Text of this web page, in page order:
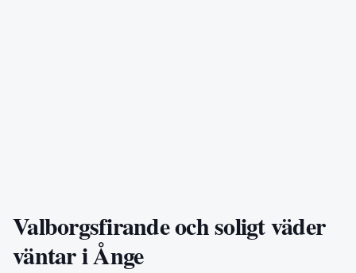
Valborgsfirande och soligt väder
väntar i Ånge